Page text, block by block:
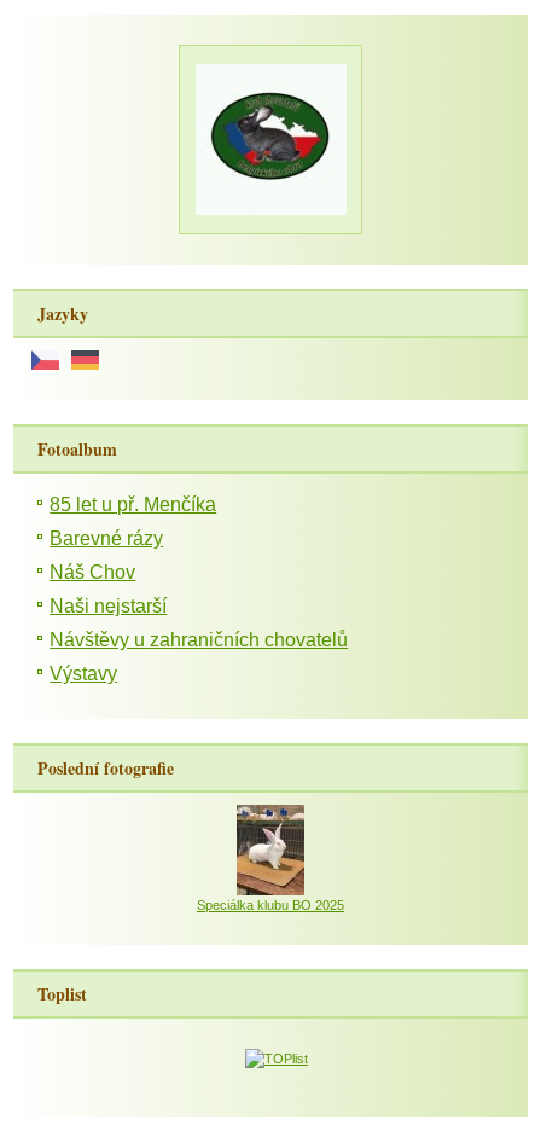
Jazyky
Fotoalbum
85 let u př. Menčíka
Barevné rázy
Náš Chov
Naši nejstarší
Návštěvy u zahraničních chovatelů
Výstavy
Poslední fotografie
Speciálka klubu BO 2025
Toplist